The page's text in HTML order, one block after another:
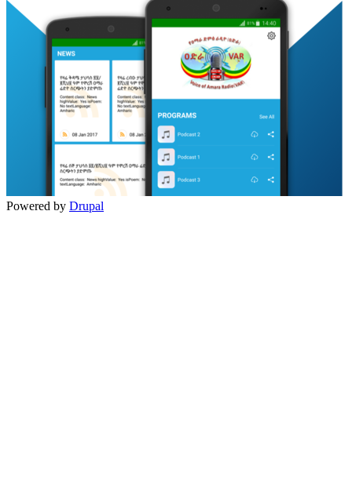
Powered by Drupal